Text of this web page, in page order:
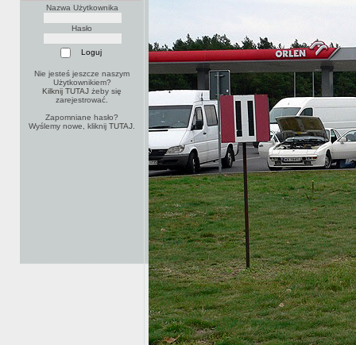
Nazwa Użytkownika
Hasło
Nie jesteś jeszcze naszym
Użytkownikiem?
Kilknij TUTAJ żeby się
zarejestrować.
Zapomniane hasło?
Wyślemy nowe, kliknijTUTAJ